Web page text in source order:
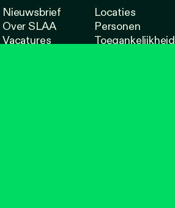
Nieuwsbrief
Over SLAA
Vacatures
Locaties
Personen
Toegankelijkheid